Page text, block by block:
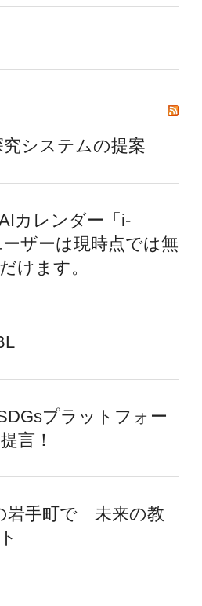
システムの提案
カレンダー「i-
ザーは現時点では無
けます。
プラットフォー
言！
岩手町で「未来の教